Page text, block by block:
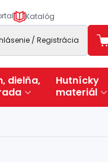
Katalóg
/ Registrácia
dielňa,
Hutnícky
materiál